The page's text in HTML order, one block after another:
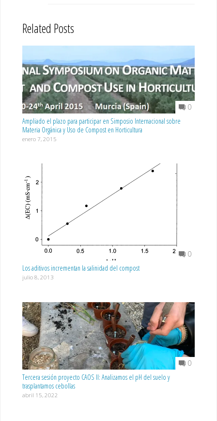
Related Posts
0
Ampliado el plazo para participar en Simposio Internacional sobre
Materia Orgánica y Uso de Compost en Horticultura
enero 7, 2015
0
Los aditivos incrementan la salinidad del compost
julio 8, 2013
0
Tercera sesión proyecto CAOS II: Analizamos el pH del suelo y
trasplantamos cebollas
abril 15, 2022